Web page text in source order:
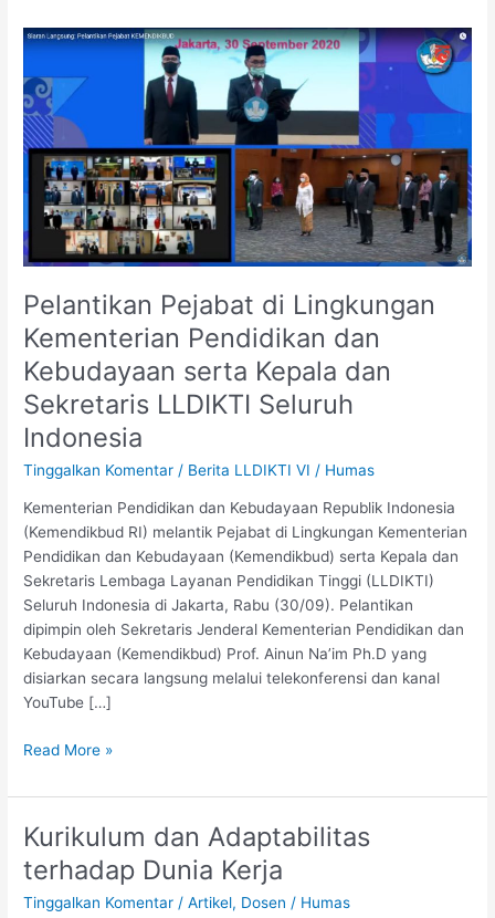
Pelantikan Pejabat di Lingkungan
Kementerian Pendidikan dan
Kebudayaan serta Kepala dan
Sekretaris LLDIKTI Seluruh
Indonesia
Tinggalkan Komentar / Berita LLDIKTI VI / Humas
Kementerian Pendidikan dan Kebudayaan Republik Indonesia
(Kemendikbud RI) melantik Pejabat di Lingkungan Kementerian
Pendidikan dan Kebudayaan (Kemendikbud) serta Kepala dan
Sekretaris Lembaga Layanan Pendidikan Tinggi (LLDIKTI)
Seluruh Indonesia di Jakarta, Rabu (30/09). Pelantikan
dipimpin oleh Sekretaris Jenderal Kementerian Pendidikan dan
Kebudayaan (Kemendikbud) Prof. Ainun Na’im Ph.D yang
disiarkan secara langsung melalui telekonferensi dan kanal
YouTube […]
Pelantikan
di
Lingkungan
Kementerian
Pendidikan
dan
Kebudayaan
serta
Kepala
Sekretaris
LLDIKTI
Indonesia
Read More »
Kurikulum dan Adaptabilitas
terhadap Dunia Kerja
Tinggalkan Komentar /Artikel, Dosen / Humas
Kurikulum
Adaptabilitas
terhadap